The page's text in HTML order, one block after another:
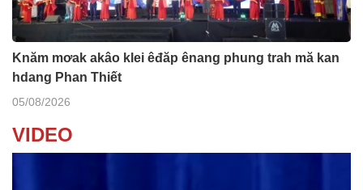
Knăm mơak akâo klei êđăp ênang phung trah mă kan
hdang Phan Thiết
05/08/2026
VIDEO